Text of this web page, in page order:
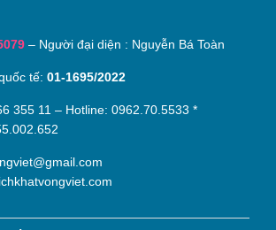
– Người đại diện : Nguyễn Bá Toàn
tế:01-1695/2022
355 11 – Hotline:0962.70.5533 *